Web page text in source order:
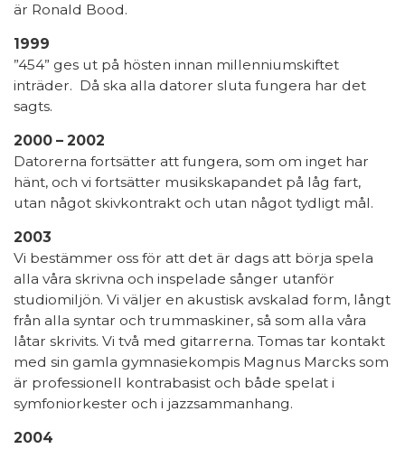
är Ronald Bood.
1999
”454” ges ut på hösten innan millenniumskiftet
inträder. Då ska alla datorer sluta fungera har det
sagts.
2000 – 2002
Datorerna fortsätter att fungera, som om inget har
hänt, och vi fortsätter musikskapandet på låg fart,
utan något skivkontrakt och utan något tydligt mål.
2003
Vi bestämmer oss för att det är dags att börja spela
alla våra skrivna och inspelade sånger utanför
studiomiljön. Vi väljer en akustisk avskalad form, långt
från alla syntar och trummaskiner, så som alla våra
låtar skrivits. Vi två med gitarrerna. Tomas tar kontakt
med sin gamla gymnasiekompis Magnus Marcks som
är professionell kontrabasist och både spelat i
symfoniorkester och i jazzsammanhang.
2004